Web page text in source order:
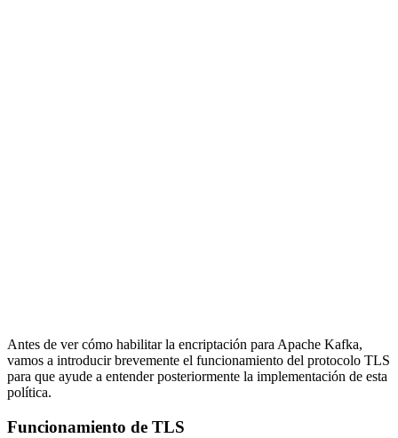
Antes de ver cómo habilitar la encriptación para Apache Kafka,
vamos a introducir brevemente el funcionamiento del protocolo TLS
para que ayude a entender posteriormente la implementación de esta
política.
Funcionamiento de TLS